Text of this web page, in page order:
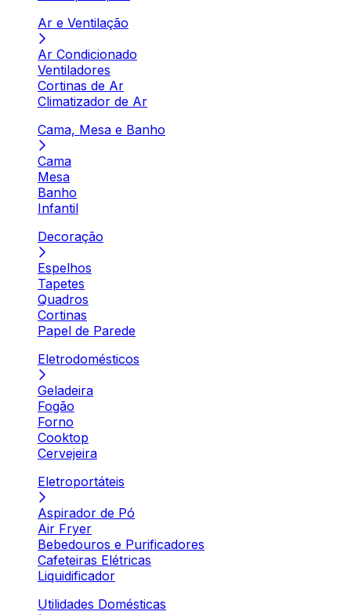
Ar e Ventilação
Ar Condicionado
Ventiladores
Cortinas de Ar
Climatizador de Ar
Cama, Mesa e Banho
Cama
Mesa
Banho
Infantil
Decoração
Espelhos
Tapetes
Quadros
Cortinas
Papel de Parede
Eletrodomésticos
Geladeira
Fogão
Forno
Cooktop
Cervejeira
Eletroportáteis
Aspirador de Pó
Air Fryer
Bebedouros e Purificadores
Cafeteiras Elétricas
Liquidificador
Utilidades Domésticas